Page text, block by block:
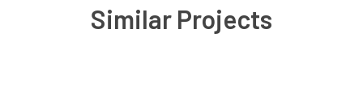
Similar Projects